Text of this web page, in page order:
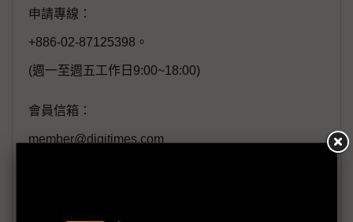
申請專線：
+886-02-87125398。
(週一至週五工作日9:00~18:00)
會員信箱：
member@digitimes.com